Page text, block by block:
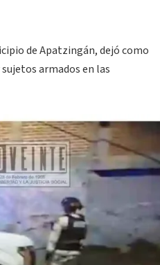
de Apatzingán, dejó como
armados en las